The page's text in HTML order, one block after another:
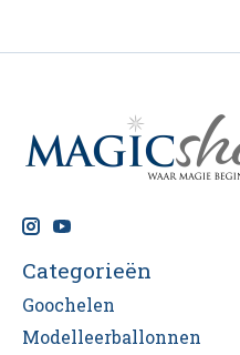
Categorieën
Goochelen
Modelleerballonnen